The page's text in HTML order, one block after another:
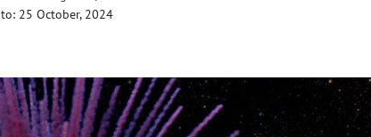
25 October, 2024